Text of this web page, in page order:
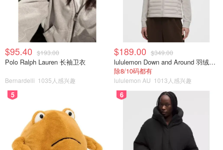
$95.40 $193.00
Polo Ralph Lauren 长袖卫衣
Bernardelli 1035人感兴趣
$189.00 $349.00
lululemon Down and Around 羽绒夹克
除8/10码都有
lululemon AU 1013人感兴趣
5 6